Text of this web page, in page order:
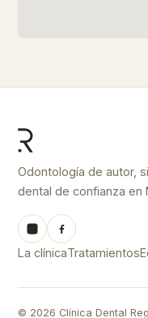
Odontología de autor,
dental de confianza en
La clínicaTratamientos
© 2026 Clínica Dental